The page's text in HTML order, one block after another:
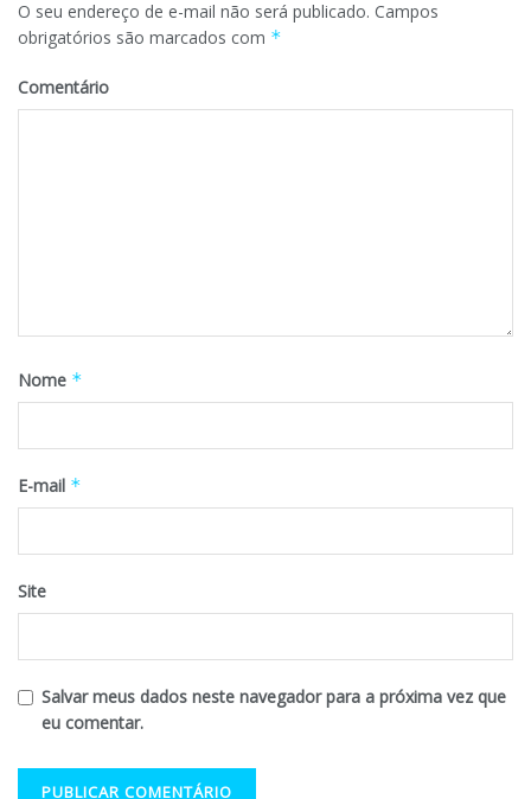
O seu endereço de e-mail não será publicado. Campos
obrigatórios são marcados com *
Comentário
Nome *
E-mail *
Site
Salvar meus dados neste navegador para a próxima vez que
eu comentar.